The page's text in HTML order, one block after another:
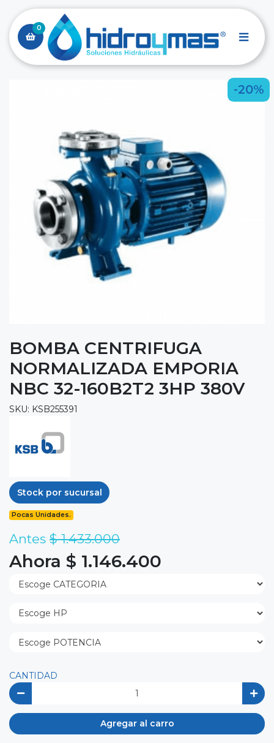
0
-20%
BOMBA CENTRIFUGA
NORMALIZADA EMPORIA
NBC 32-160B2T2 3HP 380V
SKU: KSB255391
Stock por sucursal
Pocas Unidades.
Antes $ 1.433.000
Ahora $ 1.146.400
CANTIDAD
Agregar al carro